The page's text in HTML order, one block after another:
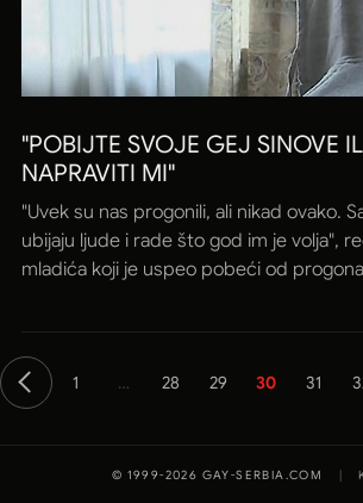
"POBIJTE SVOJE GEJ SINOVE
NAPRAVITI MI"
"Uvek su nas progonili, ali nikad ovako.
ubijaju ljude i rade što god im je volja",
mladića koji je uspeo pobeći od
1 … 28 29 30 31
© 1999-2026 GAY-SERBIA.COM |